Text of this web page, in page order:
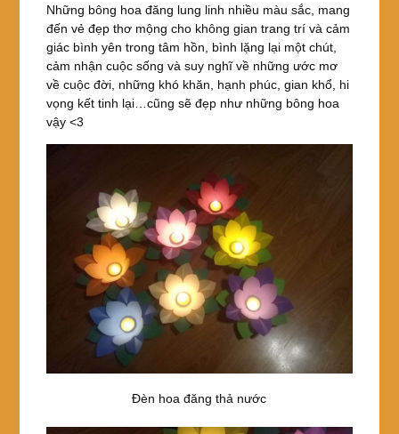
Những bông hoa đăng lung linh nhiều màu sắc, mang
đến vẻ đẹp thơ mộng cho không gian trang trí và cảm
giác bình yên trong tâm hồn, bình lặng lại một chút,
cảm nhận cuộc sống và suy nghĩ về những ước mơ
về cuộc đời, những khó khăn, hạnh phúc, gian khổ, hi
vọng kết tinh lại…cũng sẽ đẹp như những bông hoa
vậy <3
Đèn hoa đăng thả nước